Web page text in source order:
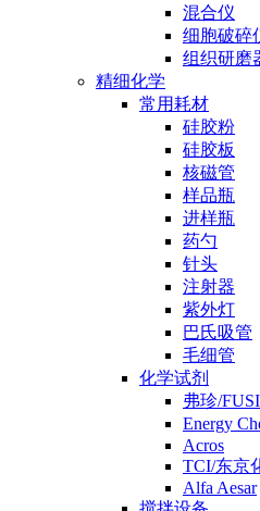
混合仪
细胞破碎
组织研磨
精细化学
常用耗材
硅胶粉
硅胶板
核磁管
样品瓶
进样瓶
药勺
针头
注射器
紫外灯
巴氏吸管
毛细管
化学试剂
弗珍/
Energy
Acros
TCI/东京
Alfa Aesar